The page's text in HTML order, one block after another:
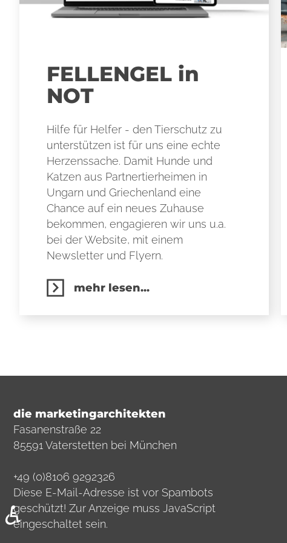
FELLENGEL in
NOT
Hilfe für Helfer - den Tierschutz zu
unterstützen ist für uns eine echte
Herzenssache. Damit Hunde und
Katzen aus Partnertierheimen in
Ungarn und Griechenland eine
Chance auf ein neues Zuhause
bekommen, engagieren wir uns u.a.
bei der Website, mit einem
Newsletter und Flyern.
mehr lesen...
die marketingarchitekten
Fasanenstraße 22
85591 Vaterstetten bei München
+49 (0)8106 9292326
Diese E-Mail-Adresse ist vor Spambots
geschützt! Zur Anzeige muss JavaScript
eingeschaltet sein.
♿